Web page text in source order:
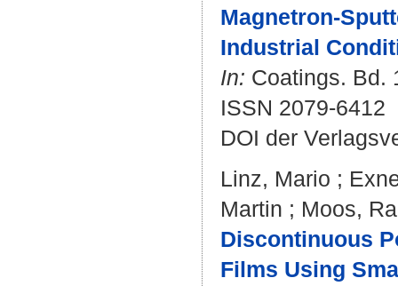
Magnetron-
Industrial
In: Coatings. Bd.
ISSN 2079-6412
DOI der
Linz, Mario ;
Martin ; Moos,
Discontinuous
Films Using